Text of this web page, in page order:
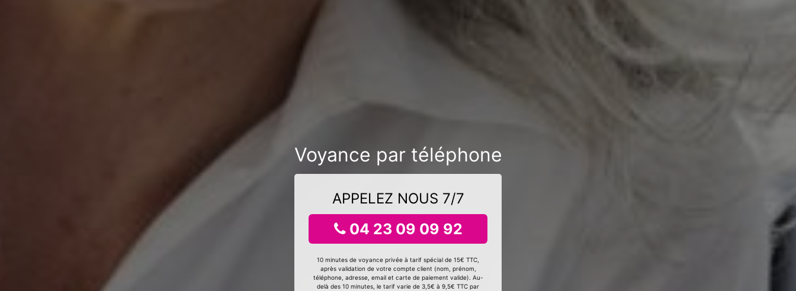
Voyance par téléphone
APPELEZ NOUS 7/7
04 23 09 09 92
10 minutes de voyance privée à tarif spécial de 15€ TTC,
après validation de votre compte client (nom, prénom,
téléphone, adresse, email et carte de paiement valide). Au-
delà des 10 minutes, le tarif varie de 3,5€ à 9,5€ TTC par